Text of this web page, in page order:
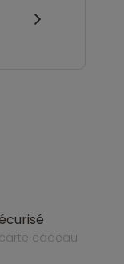
cadeau